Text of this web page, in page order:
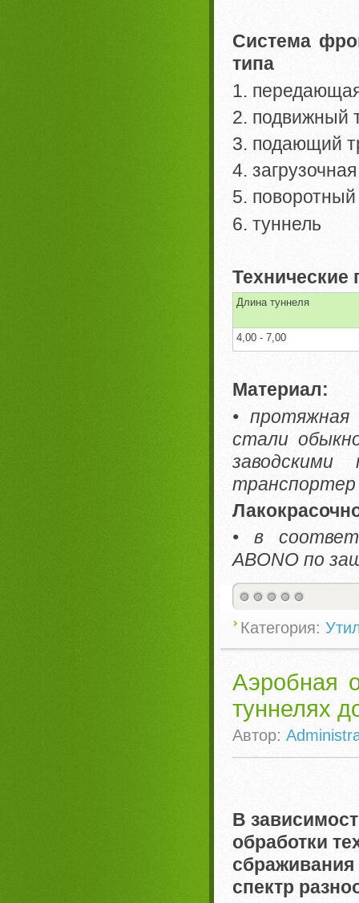
Система
типа
1.
2. подвижный
3. подающий
4.
5.
6. туннель
Длина туннеля
4,00 - 7,00
Материал:
• протяжная
стали
транспортер
• в
ABONO по
Категория:
Аэробная
туннелях
Автор:
В
обработки
спектр